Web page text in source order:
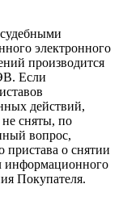
электронного
производится
Если
действий,
сняты, по
вопрос,
пристава о снятии
информационного
Покупателя.